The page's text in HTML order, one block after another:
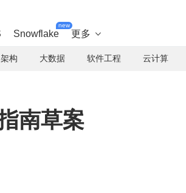
Snowflake
new
更多 
架构 大数据 软件工程 云计算
南草案